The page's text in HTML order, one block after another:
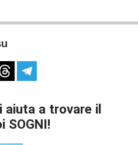
aiuta a trovare il
SOGNI!